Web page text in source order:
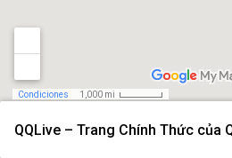
Condiciones 1,000 mi